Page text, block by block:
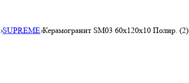
›SUPREME›Керамогранит SM03 60x120x10 Полир. (2)